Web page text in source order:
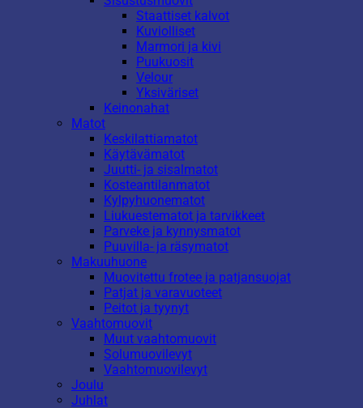
Staattiset kalvot
Kuviolliset
Marmori ja kivi
Puukuosit
Velour
Yksiväriset
Keinonahat
Matot
Keskilattiamatot
Käytävämatot
Juutti- ja sisalmatot
Kosteantilanmatot
Kylpyhuonematot
Liukuestematot ja tarvikkeet
Parveke ja kynnysmatot
Puuvilla- ja räsymatot
Makuuhuone
Muovitettu frotee ja patjansuojat
Patjat ja varavuoteet
Peitot ja tyynyt
Vaahtomuovit
Muut vaahtomuovit
Solumuovilevyt
Vaahtomuovilevyt
Joulu
Juhlat